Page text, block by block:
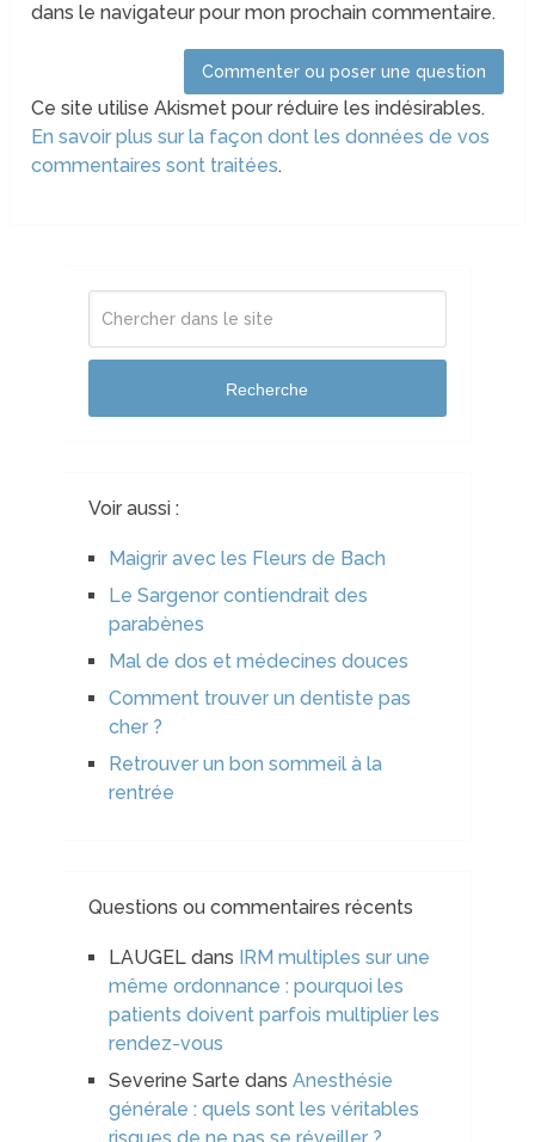
dans le navigateur pour mon prochain commentaire.
Ce site utilise Akismet pour réduire les indésirables.
En savoir plus sur la façon dont les données de vos
commentaires sont traitées.
Recherche
Voir aussi :
Maigrir avec les Fleurs de Bach
Le Sargenor contiendrait des
parabènes
Mal de dos et médecines douces
Comment trouver un dentiste pas
cher ?
Retrouver un bon sommeil à la
rentrée
Questions ou commentaires récents
LAUGELdans
IRM multiples sur une
même ordonnance : pourquoi les
patients doivent parfois multiplier les
rendez-vous
Severine Sarte dans Anesthésie
générale : quels sont les véritables